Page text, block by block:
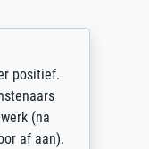
positief.
(na
af aan).